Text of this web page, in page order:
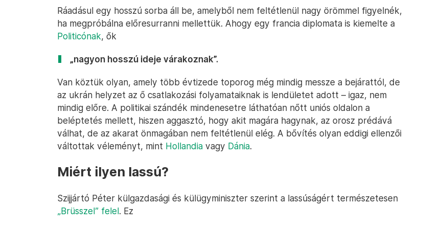
Ráadásul egy hosszú sorba áll be, amelyből nem feltétlenül nagy örömmel figyelnék,
ha megpróbálna előresurranni mellettük. Ahogy egy francia diplomata is kiemelte a
Politicónak, ők
„nagyon hosszú ideje várakoznak”.
Van köztük olyan, amely több évtizede toporog még mindig messze a bejárattól, de
az ukrán helyzet az ő csatlakozási folyamataiknak is lendületet adott – igaz, nem
mindig előre. A politikai szándék mindenesetre láthatóan nőtt uniós oldalon a
beléptetés mellett, hiszen aggasztó, hogy akit magára hagynak, az orosz prédává
válhat, de az akarat önmagában nem feltétlenül elég. A bővítés olyan eddigi ellenzői
váltottak véleményt, mint Hollandia vagy Dánia.
Miért ilyen lassú?
Szijjártó Péter külgazdasági és külügyminiszter szerint a lassúságért természetesen
„Brüsszel” felel. Ez